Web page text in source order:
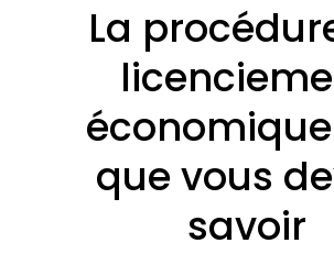
La
que vous
savoir